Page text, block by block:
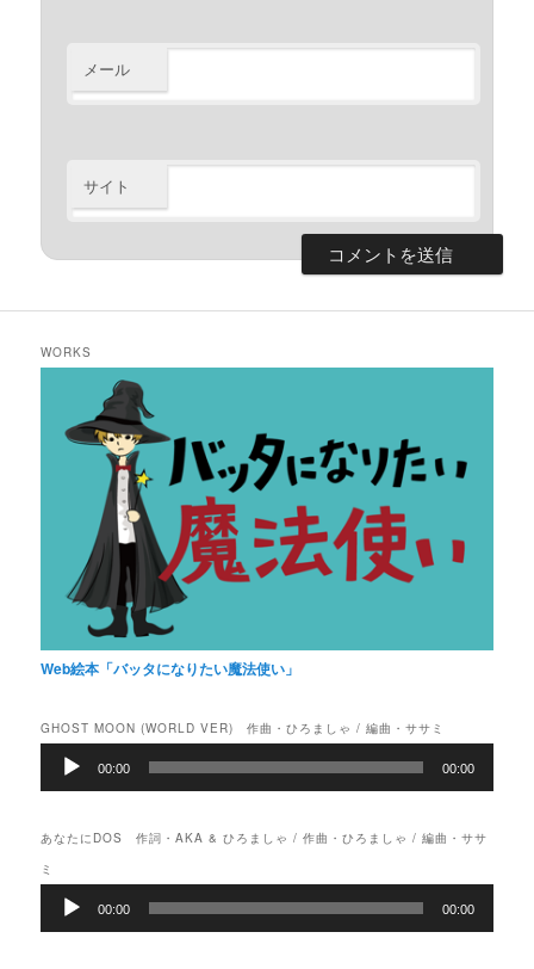
メール
サイト
WORKS
Web絵本「バッタになりたい魔法使い」
GHOST MOON (WORLD VER) 作曲・ひろましゃ / 編曲・ササミ
ー
ヤ
ー
00:00 00:00
あなたにDOS 作詞・AKA & ひろましゃ / 作曲・ひろましゃ / 編曲・ササ
ミ
00:00 00:00